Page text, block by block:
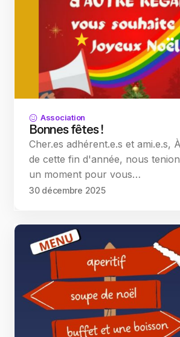
Association
Bonnes fêtes !
Cher.es adhérent.e.s et ami.e.s,
de cette fin d'année, nous
un moment pour vous…
30 décembre 2025